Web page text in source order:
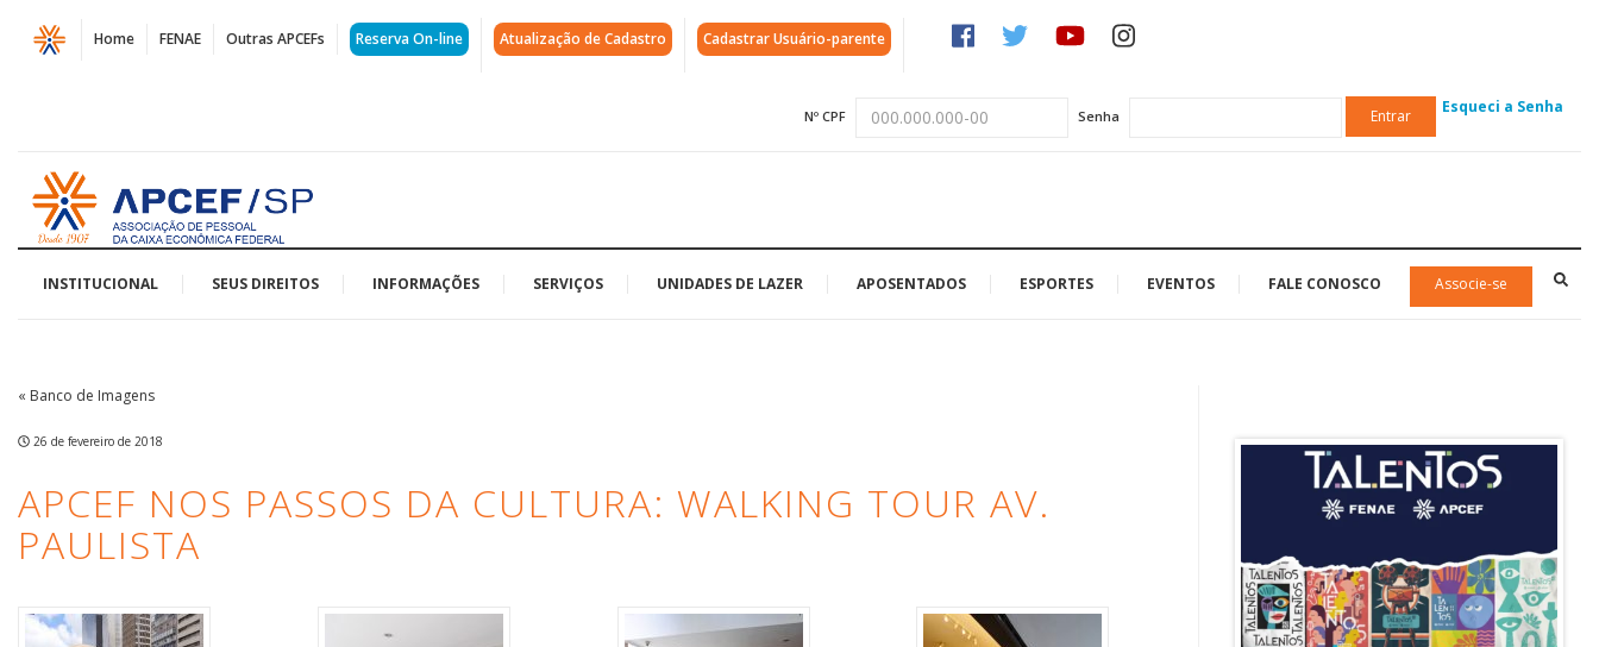
Página
APCEF
Passos
da
Cultura:
Walking
Av.
Paulista
APCEF/SP
Home FENAE Outras APCEFs Reserva On-line Atualização de Cadastro Cadastrar Usuário-parente
Nº CPF Senha Entrar Esqueci a Senha
Acessar
página
inicial
INSTITUCIONAL SEUS DIREITOS INFORMAÇÕES SERVIÇOS UNIDADES DE LAZER APOSENTADOS ESPORTES EVENTOS FALE CONOSCO Associe-se
« Banco de Imagens
26 de fevereiro de 2018
APCEF NOS PASSOS DA CULTURA: WALKING TOUR AV.
PAULISTA